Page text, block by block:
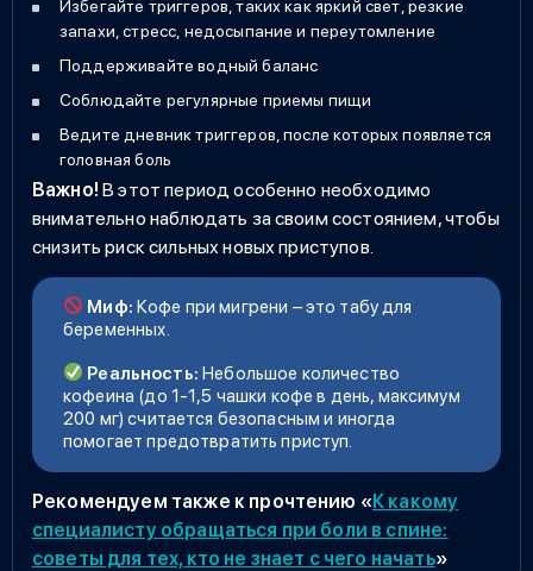
Избегайте триггеров, таких как яркий свет, резкие
запахи, стресс, недосыпание и переутомление
Поддерживайте водный баланс
Соблюдайте регулярные приемы пищи
Ведите дневник триггеров, после которых появляется
головная боль
Важно! В этот период особенно необходимо
внимательно наблюдать за своим состоянием, чтобы
снизить риск сильных новых приступов.
Миф: Кофе при мигрени – это табу для
беременных.
Реальность: Небольшое количество
кофеина (до 1-1,5 чашки кофе в день, максимум
200 мг) считается безопасным и иногда
помогает предотвратить приступ.
Рекомендуем также к прочтению «К какому
специалисту обращаться при боли в спине:
советы для тех, кто не знает с чего начать»